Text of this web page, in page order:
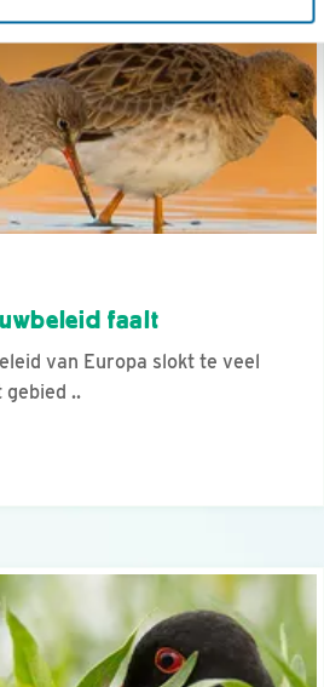
faalt
van Europa slokt te veel
gebied ..